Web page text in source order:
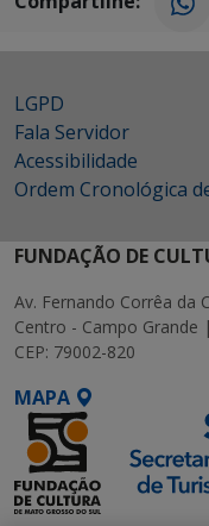
LGPD
Fala Servidor
Acessibilidade
Ordem Cronológica
FUNDAÇÃO DE
Av. Fernando Corrêa da
Centro - Campo Grande
CEP: 79002-820
MAPA